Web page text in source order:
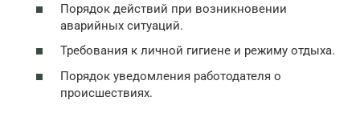
Порядок действий при возникновении
аварийных ситуаций.
Требования к личной гигиене и режиму отдыха.
Порядок уведомления работодателя о
происшествиях.